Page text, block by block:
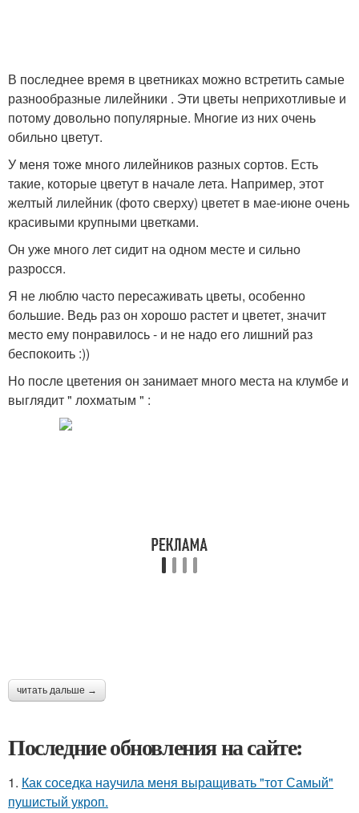
В последнее время в цветниках можно встретить самые
разнообразные лилейники . Эти цветы неприхотливые и
потому довольно популярные. Многие из них очень
обильно цветут.
У меня тоже много лилейников разных сортов. Есть
такие, которые цветут в начале лета. Например, этот
желтый лилейник (фото сверху) цветет в мае-июне очень
красивыми крупными цветками.
Он уже много лет сидит на одном месте и сильно
разросся.
Я не люблю часто пересаживать цветы, особенно
большие. Ведь раз он хорошо растет и цветет, значит
место ему понравилось - и не надо его лишний раз
беспокоить :))
Но после цветения он занимает много места на клумбе и
выглядит " лохматым " :
читать дальше →
Последние обновления на сайте:
1. Как соседка научила меня выращивать "тот Самый"
пушистый укроп.